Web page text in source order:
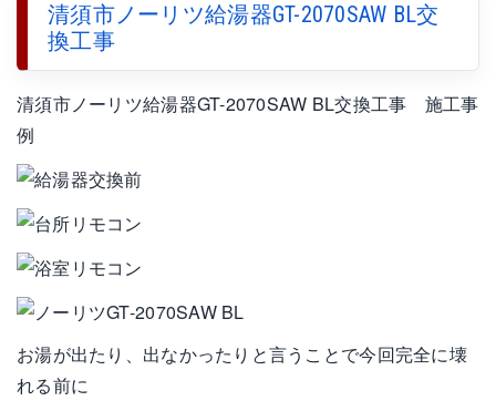
清須市ノーリツ給湯器GT-2070SAW BL交
換工事
清須市ノーリツ給湯器GT-2070SAW BL交換工事 施工事
例
お湯が出たり、出なかったりと言うことで今回完全に壊
れる前に